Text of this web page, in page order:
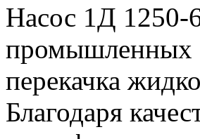
Насос 1Д 1250-
промышленных
перекачка
Благодаря